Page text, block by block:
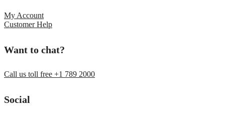
My Account
Customer Help
Want to chat?
Call us toll free +1 789 2000
Social